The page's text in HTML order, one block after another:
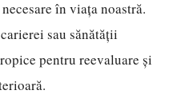
în viața noastră.
sau sănătății
pentru reevaluare și